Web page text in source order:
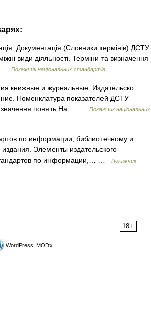
Документація (Словники термінів) ДСТУ
види діяльності. Терміни та визначення
…
Покажчик національних стандартів
книжные и журнальные. Издательско
Номенклатура показателей ДСТУ
понять На… …
Покажчик національних
по информации, библиотечному и
Элементы издательского
по информации,… …
Покажчик
18+
WordPress, MODx.